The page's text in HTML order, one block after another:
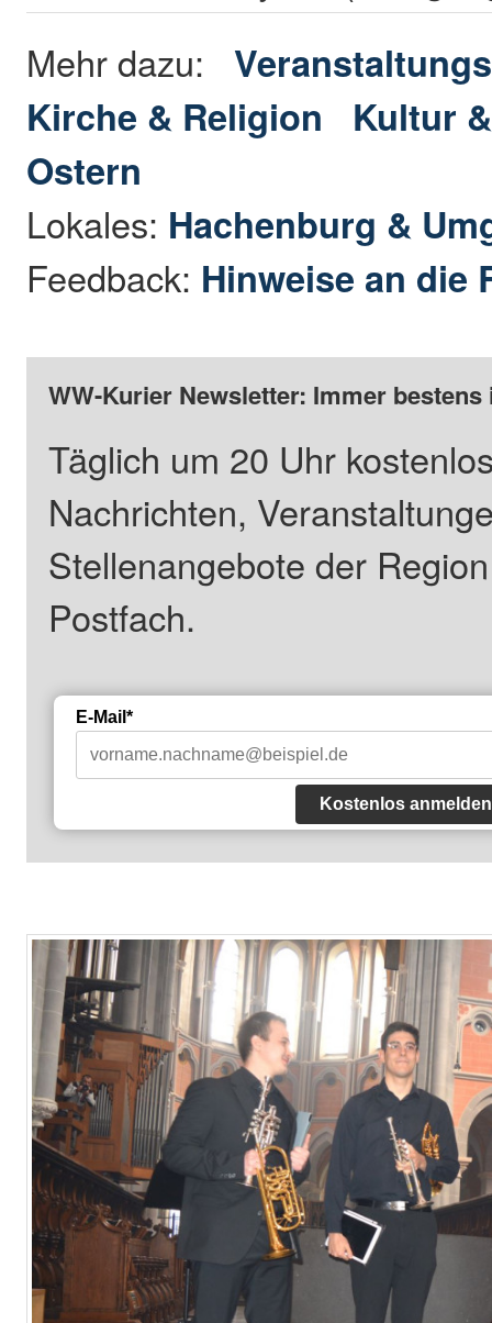
Mehr dazu:
Kirche & Religion
Kultur
Ostern
Lokales: Hachenburg &
Feedback: Hinweise an die
WW-Kurier Newsletter: Immer
Täglich um 20 Uhr
Nachrichten,
Stellenangebote der
Postfach.
E-Mail*
Kostenlos anmelden